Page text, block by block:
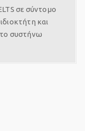
σε σύντομο
και
συστήνω